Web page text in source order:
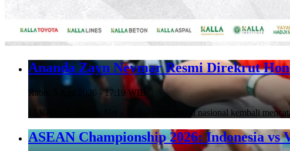
Ananda Zayn Neymar Resmi Direkrut
Rabu, 5 Agu 2026 - 17:19 WIB
JAKARTA, Merata.Net – Dunia balap mobil nasional kembali
ASEAN Championship 2026: Indonesia vs